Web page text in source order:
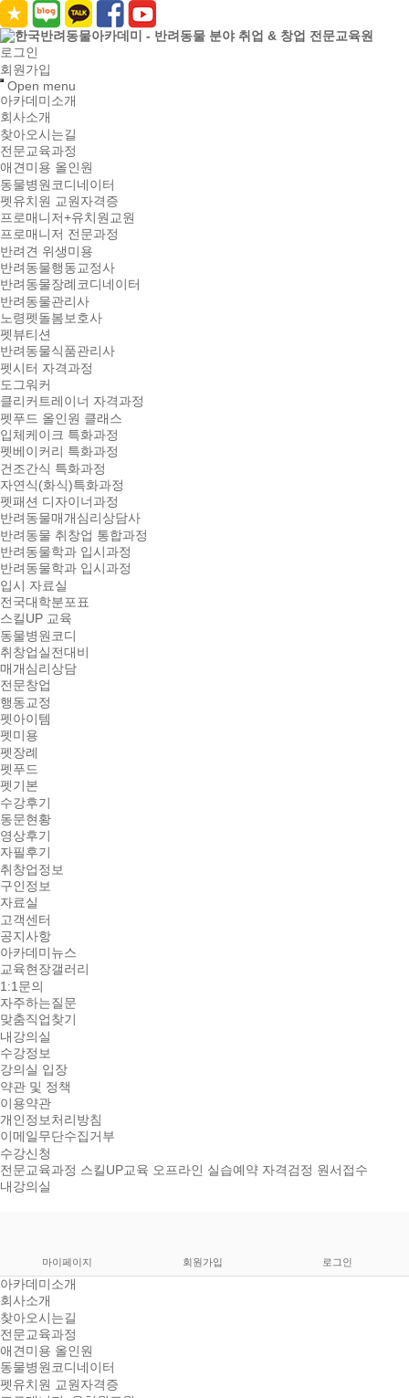
로그인
회원가입
Open menu
아카데미소개
회사소개
찾아오시는길
전문교육과정
애견미용 올인원
동물병원코디네이터
펫유치원 교원자격증
프로매니저+유치원교원
프로매니저 전문과정
반려견 위생미용
반려동물행동교정사
반려동물장례코디네이터
반려동물관리사
노령펫돌봄보호사
펫뷰티션
반려동물식품관리사
펫시터 자격과정
도그워커
클리커트레이너 자격과정
펫푸드 올인원 클래스
입체케이크 특화과정
펫베이커리 특화과정
건조간식 특화과정
자연식(화식)특화과정
펫패션 디자이너과정
반려동물매개심리상담사
반려동물 취창업 통합과정
반려동물학과 입시과정
반려동물학과 입시과정
입시 자료실
전국대학분포표
스킬UP 교육
동물병원코디
취창업실전대비
매개심리상담
전문창업
행동교정
펫아이템
펫미용
펫장례
펫푸드
펫기본
수강후기
동문현황
영상후기
자필후기
취창업정보
구인정보
자료실
고객센터
공지사항
아카데미뉴스
교육현장갤러리
1:1문의
자주하는질문
맞춤직업찾기
내강의실
수강정보
강의실 입장
약관 및 정책
이용약관
개인정보처리방침
이메일무단수집거부
수강신청
전문교육과정 스킬UP교육 오프라인 실습예약 자격검정 원서접수
내강의실
마이페이지 회원가입 로그인
아카데미소개
회사소개
찾아오시는길
전문교육과정
애견미용 올인원
동물병원코디네이터
펫유치원 교원자격증